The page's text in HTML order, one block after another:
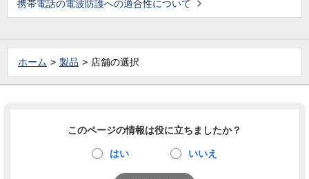
携帯電話の電波防護への適合性について
ホーム 製品 店舗の選択
このページの情報は役に立ちましたか？
はい いいえ